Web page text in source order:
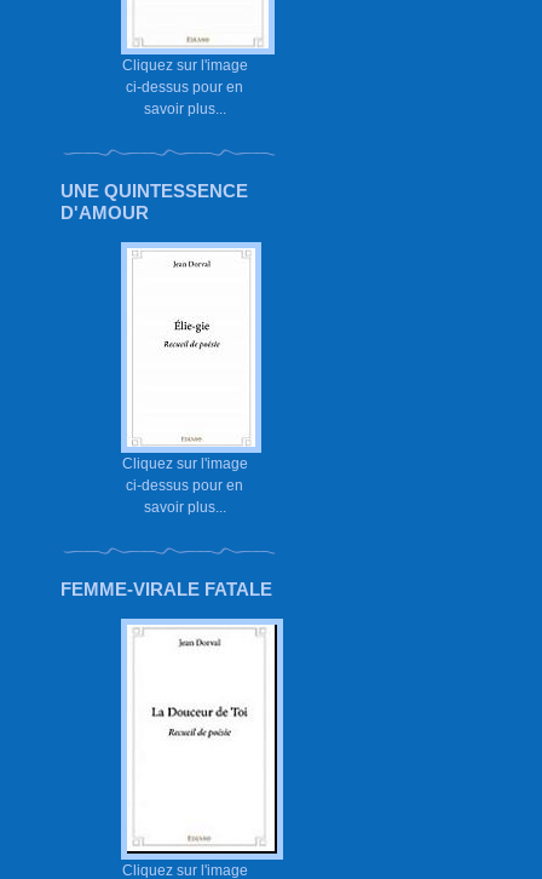
Cliquez sur l'image
ci-dessus pour en
savoir plus...
UNE QUINTESSENCE
D'AMOUR
Cliquez sur l'image
ci-dessus pour en
savoir plus...
FEMME-VIRALE FATALE
Cliquez sur l'image